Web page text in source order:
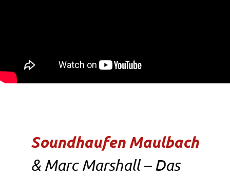
Soundhaufen Maulbach
& Marc Marshall – Das